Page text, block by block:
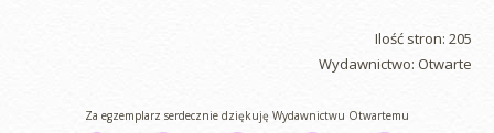
Ilość stron: 205
Wydawnictwo: Otwarte
Za egzemplarz serdecznie dziękuję Wydawnictwu Otwartemu